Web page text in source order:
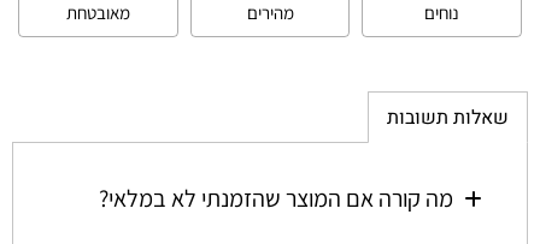
נוחים
מהירים
מאובטחת
שאלות תשובות
מה קורה אם המוצר שהזמנתי לא במלאי?